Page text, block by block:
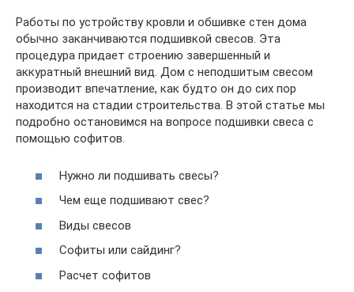
Работы по устройству кровли и обшивке стен дома
обычно заканчиваются подшивкой свесов. Эта
процедура придает строению завершенный и
аккуратный внешний вид. Дом с неподшитым свесом
производит впечатление, как будто он до сих пор
находится на стадии строительства. В этой статье мы
подробно остановимся на вопросе подшивки свеса с
помощью софитов.
Нужно ли подшивать свесы?
Чем еще подшивают свес?
Виды свесов
Софиты или сайдинг?
Расчет софитов